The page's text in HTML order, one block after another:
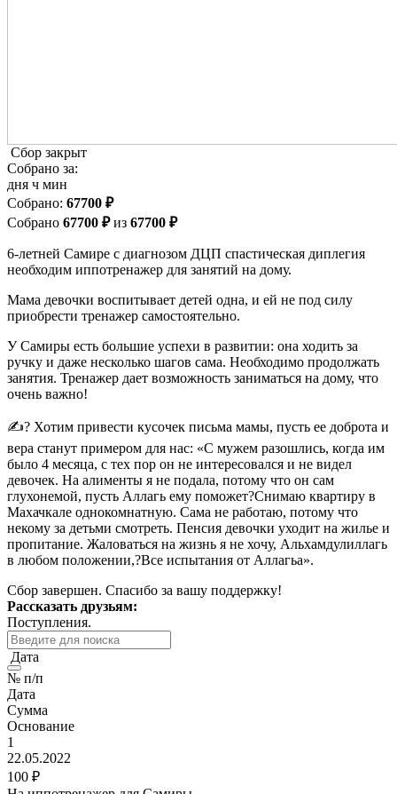
Сбор закрыт
Собрано за:
дня ч мин
Cобрано: 67700 ₽
Собрано 67700 ₽из 67700 ₽
6-летней Самире с диагнозом ДЦП спастическая диплегия
необходим иппотренажер для занятий на дому.
Мама девочки воспитывает детей одна, и ей не под силу
приобрести тренажер самостоятельно.
У Самиры есть большие успехи в развитии: она ходить за
ручку и даже несколько шагов сама. Необходимо продолжать
занятия. Тренажер дает возможность заниматься на дому, что
очень важно!
✍? Хотим привести кусочек письма мамы, пусть ее доброта и
вера станут примером для нас: «С мужем разошлись, когда им
было 4 месяца, с тех пор он не интересовался и не видел
девочек. На алименты я не подала, потому что он сам
глухонемой, пусть Аллагь ему поможет?Снимаю квартиру в
Махачкале однокомнатную. Сама не работаю, потому что
некому за детьми смотреть. Пенсия девочки уходит на жилье и
пропитание. Жаловаться на жизнь я не хочу, Альхамдулиллагь
в любом положении,?Все испытания от Аллагьа».
Сбор завершен. Спасибо за вашу поддержку!
Рассказать друзьям:
Поступления.
Дата
№ п/п
Дата
Сумма
Основание
1
22.05.2022
100 ₽